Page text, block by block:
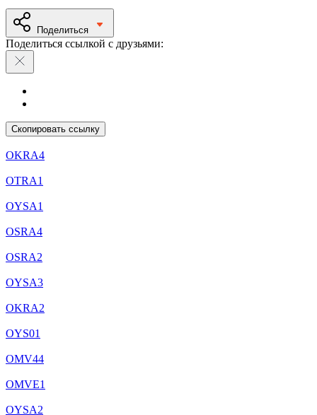
Поделиться
Поделиться ссылкой с друзьями:
Скопировать ссылку
OKRA4
OТRA1
OYSA1
OSRA4
OSRA2
OYSA3
OKRA2
OYS01
OMV44
OMVE1
OYSA2